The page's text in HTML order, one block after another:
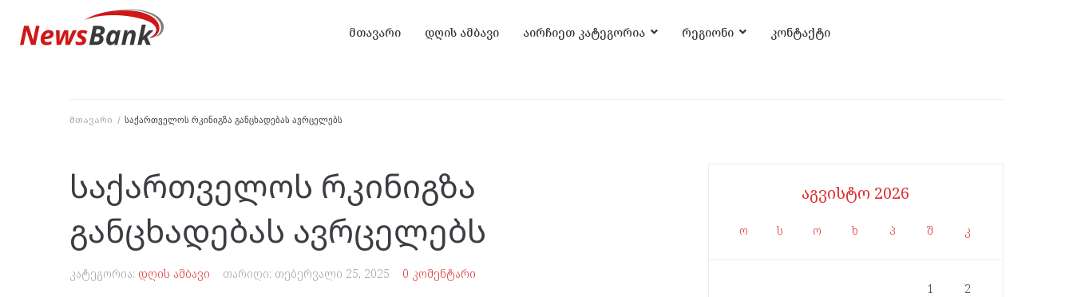
მთავარი დღის ამბავი აირჩიეთ კატეგორია რეგიონი კონტაქტი
მთავარი / საქართველოს რკინიგზა განცხადებას ავრცელებს
საქართველოს რკინიგზა
განცხადებას ავრცელებს
კატეგორია: დღის ამბავი თარიღი: თებერვალი 25, 2025 0 კომენტარი
აგვისტო 2026
ო ს ო ხ პ შ კ
1 2